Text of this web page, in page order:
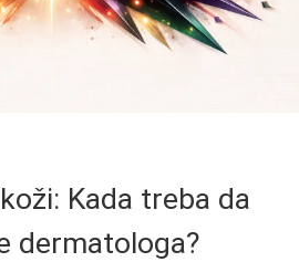
Kada treba da
dermatologa?